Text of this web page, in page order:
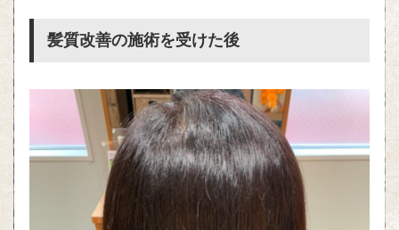
髪質改善の施術を受けた後